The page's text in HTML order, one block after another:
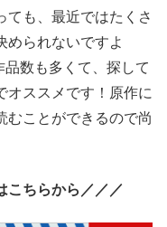
ても、最近ではたくさ
められないですよ
品数も多くて、探して
オススメです！原作に
むことができるので尚
こちらから／／／